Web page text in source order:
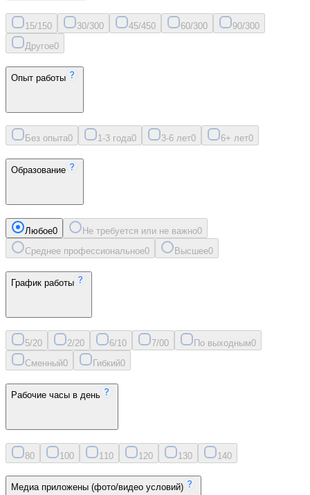
15/150 30/300 45/450 60/300 90/300
Другое0
Опыт работы
Без опыта0 1-3 года0 3-6 лет0 6+ лет0
Образование
Любое0 Не требуется или не важно0
Среднее профессиональное0 Высшее0
График работы
5/20 2/20 6/10 7/00 По выходным0
Сменный0 Гибкий0
Рабочие часы в день
80 100 11 0 120 130 140
Медиа приложены (фото/видео условий)